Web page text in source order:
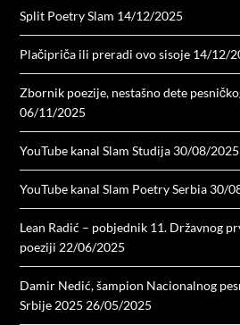
Split Poetry Slam 14/12/2025
Plačipriča ili preradi ovo sisoje 14/12/
Zbornik poezije, nestašno dete
06/11/2025
YouTube kanal Slam Studija 30/08/2025
YouTube kanal Slam Poetry Serbia 30/
Lean Radić – pobjednik 11. Državnog
poeziji 22/06/2025
Damir Nedić, šampion Nacionalnog
Srbije 2025 26/05/2025